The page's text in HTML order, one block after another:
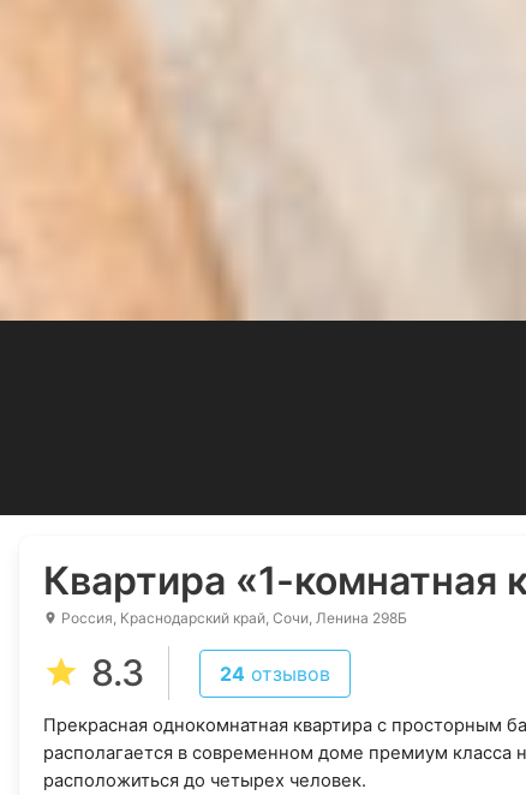
Квартира «1-комнатная
Россия, Краснодарский край, Сочи, Ленина 298Б
8.3 24 отзывов
Прекрасная однокомнатная квартира с просторным
располагается в современном доме премиум класса
расположиться до четырех человек.